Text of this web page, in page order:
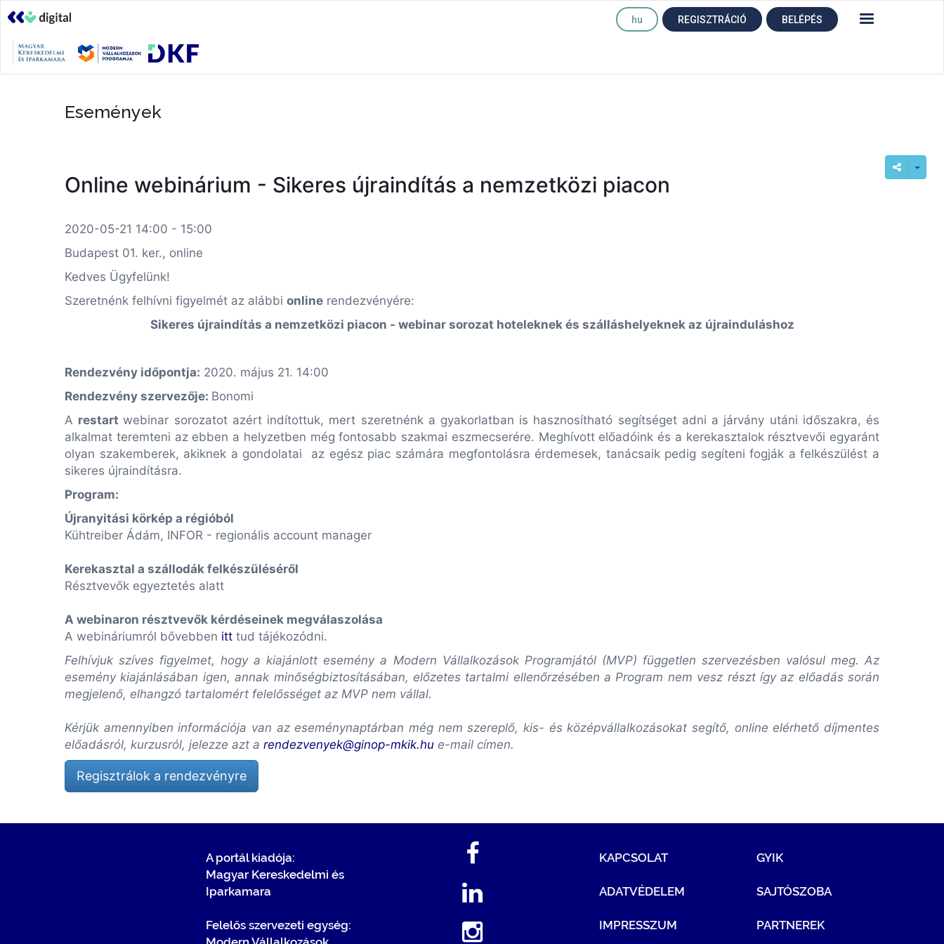
hu REGISZTRÁCIÓ BELÉPÉS
Események
Online webinárium - Sikeres újraindítás a nemzetközi piacon
2020-05-21 14:00 - 15:00
Budapest 01. ker., online
Kedves Ügyfelünk!
Szeretnénk felhívni figyelmét az alábbi online rendezvényére:
Sikeres újraindítás a nemzetközi piacon - webinar sorozat hoteleknek és szálláshelyeknek az újrainduláshoz
Rendezvény időpontja: 2020. május 21. 14:00
Rendezvény szervezője: Bonomi
A restart webinar sorozatot azért indítottuk, mert szeretnénk a gyakorlatban is hasznosítható segítséget adni a járvány utáni időszakra, és
alkalmat teremteni az ebben a helyzetben még fontosabb szakmai eszmecserére. Meghívott előadóink és a kerekasztalok résztvevői egyaránt
olyan szakemberek, akiknek a gondolatai az egész piac számára megfontolásra érdemesek, tanácsaik pedig segíteni fogják a felkészülést a
sikeres újraindításra.
Program:
Újranyitási körkép a régióból
Kühtreiber Ádám, INFOR - regionális account manager
Kerekasztal a szállodák felkészüléséről
Résztvevők egyeztetés alatt
A webinaron résztvevők kérdéseinek megválaszolása
A webináriumról bővebben itt tud tájékozódni.
Felhívjuk szíves figyelmet, hogy a kiajánlott esemény a Modern Vállalkozások Programjától (MVP) független szervezésben valósul meg. Az
esemény kiajánlásában igen, annak minőségbiztosításában, előzetes tartalmi ellenőrzésében a Program nem vesz részt így az előadás során
megjelenő, elhangzó tartalomért felelősséget az MVP nem vállal.
Kérjük amennyiben információja van az eseménynaptárban még nem szereplő, kis- és középvállalkozásokat segítő, online elérhető díjmentes
előadásról, kurzusról, jelezze azt a rendezvenyek@ginop-mkik.hu e-mail címen.
Regisztrálok a rendezvényre
A portál kiadója:
Magyar Kereskedelmi és
Iparkamara
Felelős szervezeti egység:
KAPCSOLAT
ADATVÉDELEM
IMPRESSZUM
GYIK
SAJTÓSZOBA
PARTNEREK